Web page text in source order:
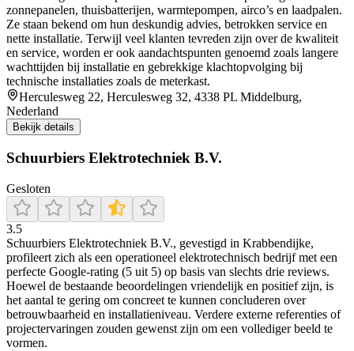
zonnepanelen, thuisbatterijen, warmtepompen, airco’s en laadpalen.
Ze staan bekend om hun deskundig advies, betrokken service en
nette installatie. Terwijl veel klanten tevreden zijn over de kwaliteit
en service, worden er ook aandachtspunten genoemd zoals langere
wachttijden bij installatie en gebrekkige klachtopvolging bij
technische installaties zoals de meterkast.
Herculesweg 22, Herculesweg 32, 4338 PL Middelburg,
Nederland
Bekijk details
Schuurbiers Elektrotechniek B.V.
Gesloten
3.5
Schuurbiers Elektrotechniek B.V., gevestigd in Krabbendijke,
profileert zich als een operationeel elektrotechnisch bedrijf met een
perfecte Google-rating (5 uit 5) op basis van slechts drie reviews.
Hoewel de bestaande beoordelingen vriendelijk en positief zijn, is
het aantal te gering om concreet te kunnen concluderen over
betrouwbaarheid en installatieniveau. Verdere externe referenties of
projectervaringen zouden gewenst zijn om een vollediger beeld te
vormen.